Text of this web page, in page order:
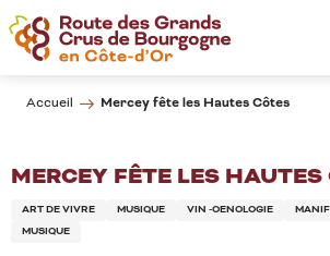
Aller
au
contenu
Accueil Mercey fête les Hautes Côtes
MERCEY FÊTE LES HAUTES
ART DE VIVRE MUSIQUE VIN -OENOLOGIE
MUSIQUE